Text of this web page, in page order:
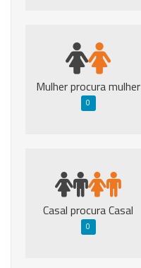
Mulher procura mulher
0
Casal procura Casal
0